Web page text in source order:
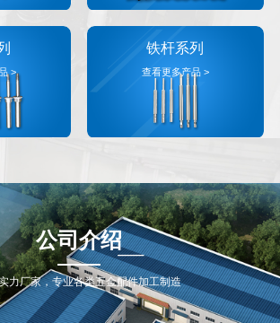
>
铁杆系列
查看更多产品 >
公司介绍
力厂家，专业各类五金配件加工制造